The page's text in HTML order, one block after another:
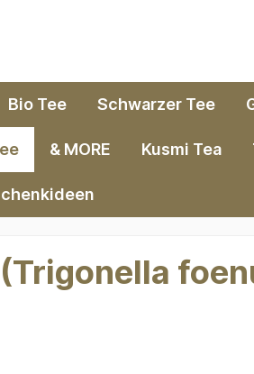
Bio Tee Schwarzer Tee
& MORE Kusmi Tea